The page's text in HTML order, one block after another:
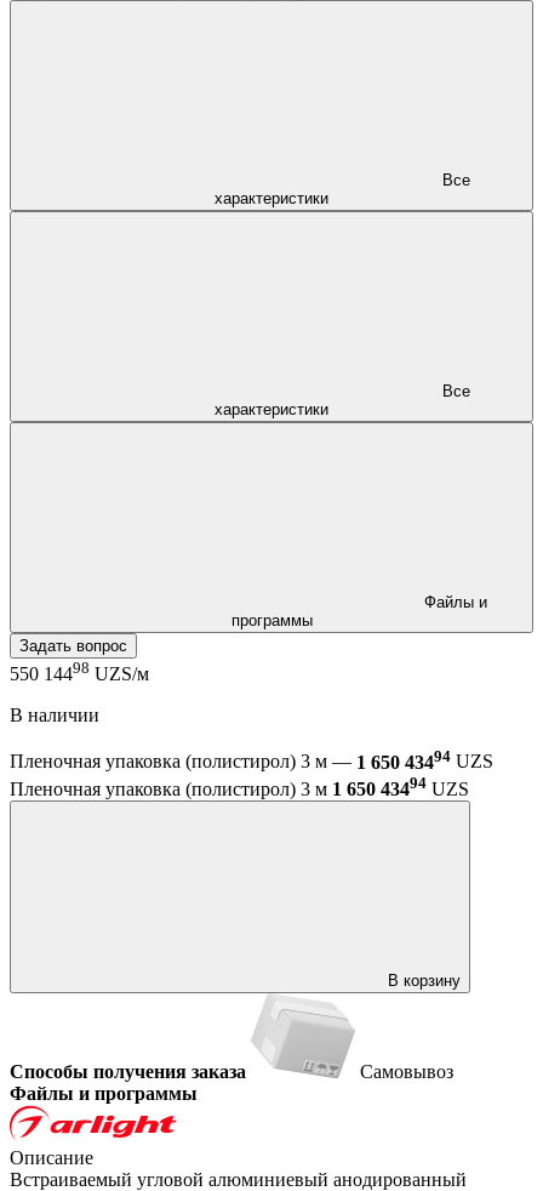
характеристики
характеристики
программы
Задать вопрос
550 14498 UZS/м
В наличии
Пленочная упаковка (полистирол) 3 м — 1 650 43494 UZS
Пленочная упаковка (полистирол) 3 м 1 650 43494 UZS
В корзину
Способы получения заказа
Самовывоз
Файлы и программы
Описание
Встраиваемый угловой алюминиевый анодированный